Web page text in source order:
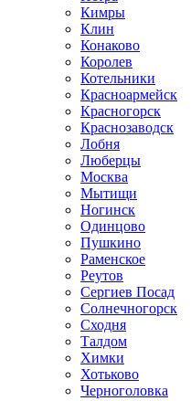
Кимры
Клин
Конаково
Королев
Котельники
Красноармейск
Красногорск
Краснозаводск
Лобня
Люберцы
Москва
Мытищи
Ногинск
Одинцово
Пушкино
Раменское
Реутов
Сергиев Посад
Солнечногорск
Сходня
Талдом
Химки
Хотьково
Черноголовка